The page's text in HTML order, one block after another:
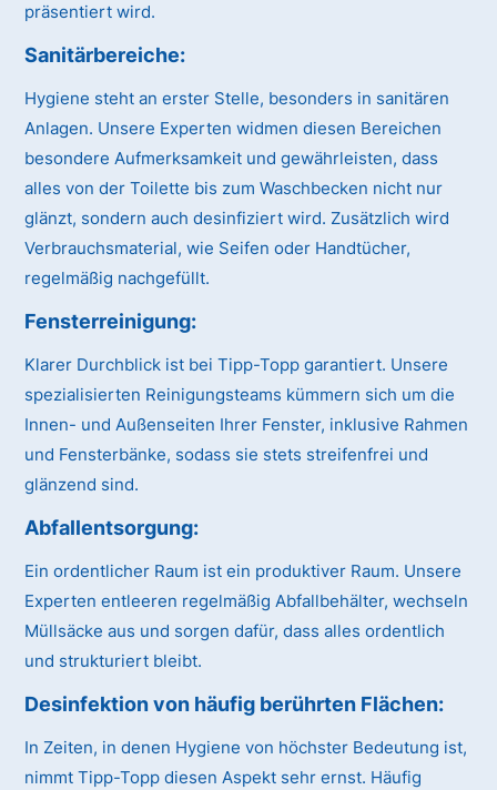
präsentiert wird.
Sanitärbereiche:
Hygiene steht an erster Stelle, besonders in sanitären
Anlagen. Unsere Experten widmen diesen Bereichen
besondere Aufmerksamkeit und gewährleisten, dass
alles von der Toilette bis zum Waschbecken nicht nur
glänzt, sondern auch desinfiziert wird. Zusätzlich wird
Verbrauchsmaterial, wie Seifen oder Handtücher,
regelmäßig nachgefüllt.
Fensterreinigung:
Klarer Durchblick ist bei Tipp-Topp garantiert. Unsere
spezialisierten Reinigungsteams kümmern sich um die
Innen- und Außenseiten Ihrer Fenster, inklusive Rahmen
und Fensterbänke, sodass sie stets streifenfrei und
glänzend sind.
Abfallentsorgung:
Ein ordentlicher Raum ist ein produktiver Raum. Unsere
Experten entleeren regelmäßig Abfallbehälter, wechseln
Müllsäcke aus und sorgen dafür, dass alles ordentlich
und strukturiert bleibt.
Desinfektion von häufig berührten Flächen:
In Zeiten, in denen Hygiene von höchster Bedeutung ist,
nimmt Tipp-Topp diesen Aspekt sehr ernst. Häufig